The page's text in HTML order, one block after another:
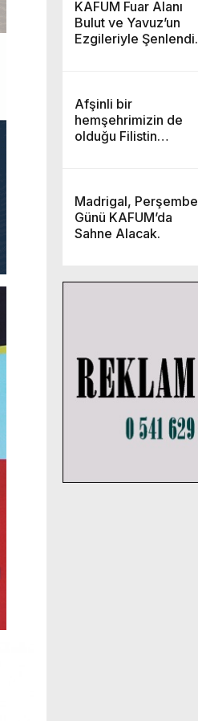
KAFUM Fuar Alanı
Bulut ve Yavuz’un
Ezgileriyle Şenlendi.
Afşinli bir
hemşehrimizin de
olduğu Filistin
Madrigal, Perşembe
Günü KAFUM’da
Sahne Alacak.